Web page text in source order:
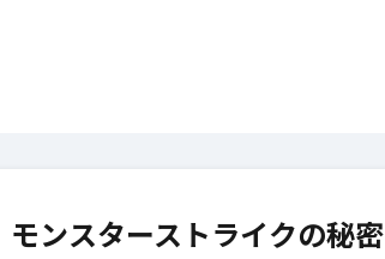
モンスターストライクの秘